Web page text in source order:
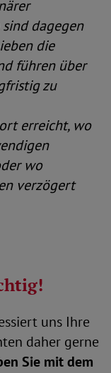
dagegen
die
führen über
zu
erreicht, wo
wo
verzögert
uns Ihre
daher gerne
Sie mit dem